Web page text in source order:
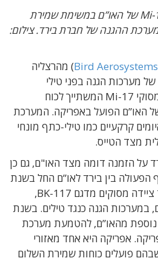
[בתמונה למעלה: מסוק Mi-17 של האו”ם במשימת שמירת
ההגנה של חברת בירד. צילום:
Bird Aerosystems
) מהרצליה
מערכות הגנה בפני טילי
) בצי מסוקי Mi-17 המשתייך לכוח
האו”ם הפועל באפריקה. המערכת
קרקעיים כמו טילי-כתף מונחי
מצד הטייס.
דיווחה בירד על הזמנה דומה מצד האו"ם, גם כן
הפעולה בין בירד לאו”ם החל בשנת
BK-117
,
במערכות הגנה כנגד טילים. בשנת
נוספת מהאו”ם, להטמעת מערכת
אפריקה היא אחד מאזורי
פועלים כוחות שמירת השלום